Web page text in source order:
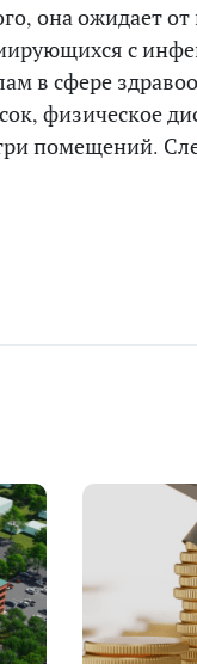
она ожидает
с
в сфере
физическое
помещений.